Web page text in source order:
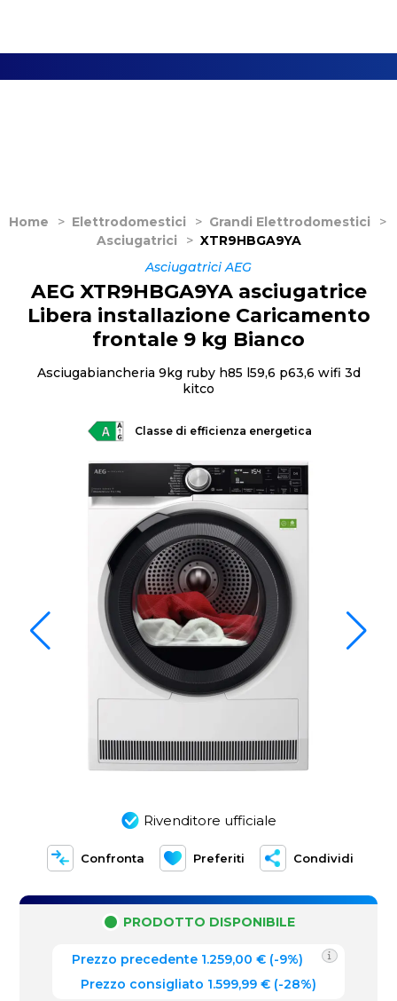
Home > Elettrodomestici > Grandi Elettrodomestici
>
Asciugatrici
> XTR9HBGA9YA
Asciugatrici AEG
Classe di efficienza energetica
Rivenditore ufficiale
Confronta Preferiti Condividi
AEG XTR9HBGA9YA asciugatrice
Libera installazione Caricamento
frontale 9 kg Bianco
Asciugabiancheria 9kg ruby h85 l59,6 p63,6 wifi 3d
kitco
PRODOTTO DISPONIBILE
Prezzo precedente 1.259,00 € (-9%)
Prezzo consigliato 1.599,99 € (-28%)